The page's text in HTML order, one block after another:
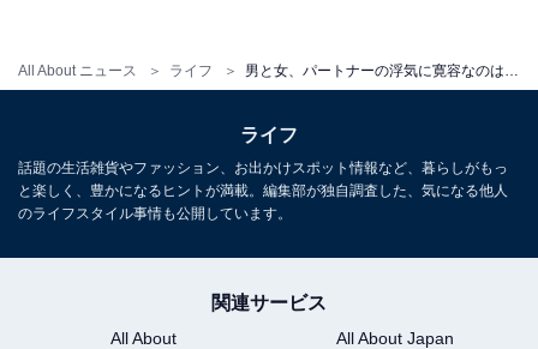
All About ニュース ライフ
「実際、もし彼女に好きな人ができて、今までの家庭生
活を捨ててもいいと思うなら、それは僕がどうこうでき
ることじゃないです。もちろん別れたくはないけれど」
男性は、自分の感情が先走りそうになるとき、ふっと踏
みとどまって客観的にものごとを見る癖がついているの
ライフ
話題の生活雑貨やファッション、お出かけスポット情報など、暮らしがもっ
と楽しく、豊かになるヒントが満載。編集部が独自調査した、気になる他人
のライフスタイル事情も公開しています。
関連サービス
All About
All About Japan